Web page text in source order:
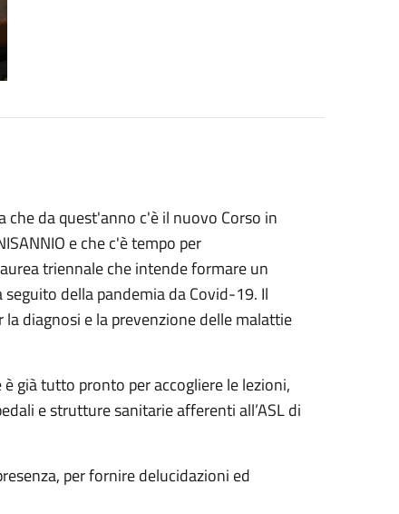
da quest'anno c'è il nuovo Corso in
e che c'è tempo per
triennale che intende formare un
della pandemia da Covid-19. Il
diagnosi e la prevenzione delle malattie
già tutto pronto per accogliere le lezioni,
e strutture sanitarie afferenti all’ASL di
per fornire delucidazioni ed